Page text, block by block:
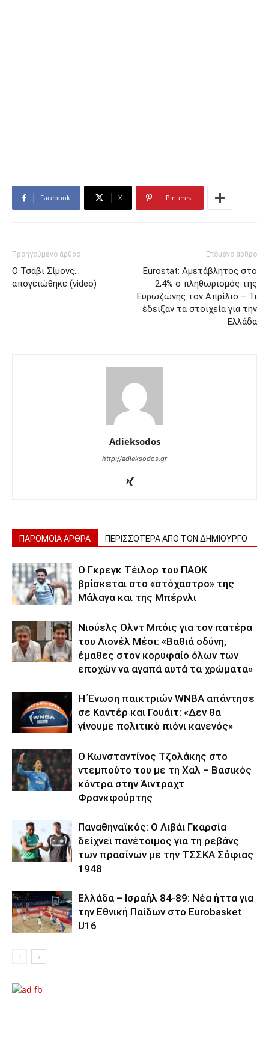
Facebook X Pinterest
Προηγούμενο άρθρο
Ο Τσάβι Σίμονς…
απογειώθηκε (video)
Επόμενο άρθρο
Eurostat: Αμετάβλητος στο
2,4% ο πληθωρισμός της
Ευρωζώνης τον Απρίλιο – Τι
έδειξαν τα στοιχεία για την
Ελλάδα
Adieksodos
http://adieksodos.gr
ΠΑΡΟΜΟΙΑ ΑΡΘΡΑ ΠΕΡΙΣΣΟΤΕΡΑ ΑΠΟ ΤΟΝ ΔΗΜΙΟΥΡΓΟ
Ο Γκρεγκ Τέιλορ του ΠΑΟΚ
βρίσκεται στο «στόχαστρο» της
Μάλαγα και της Μπέρνλι
Νιούελς Ολντ Μπόις για τον πατέρα
του Λιονέλ Μέσι: «Βαθιά οδύνη,
έμαθες στον κορυφαίο όλων των
εποχών να αγαπά αυτά τα χρώματα»
Η Ένωση παικτριών WNBA απάντησε
σε Καντέρ και Γουάιτ: «Δεν θα
γίνουμε πολιτικό πιόνι κανενός»
Ο Κωνσταντίνος Τζολάκης στο
ντεμπούτο του με τη Χαλ – Βασικός
κόντρα στην Άιντραχτ
Φρανκφούρτης
Παναθηναϊκός: Ο Λιβάι Γκαρσία
δείχνει πανέτοιμος για τη ρεβάνς
των πρασίνων με την ΤΣΣΚΑ Σόφιας
1948
Ελλάδα – Ισραήλ 84-89: Νέα ήττα για
την Εθνική Παίδων στο Eurobasket
U16